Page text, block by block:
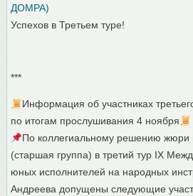
ДОМРА)
Успехов в Третьем туре!
***
Информация об участниках
по итогам прослушивания 4 ноября
По коллегиальному решению
(старшая группа) в третий тур IX
юных исполнителей на народных
Андреева допущены следующие